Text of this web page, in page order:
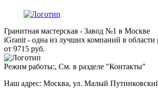
Гранитная мастерская - Завод №1 в Москве
iGranit - одна из лучших компаний в области
от 9715 руб.
Режим работы:, См. в разделе "Контакты"
Наш адрес: Москва, ул. Малый